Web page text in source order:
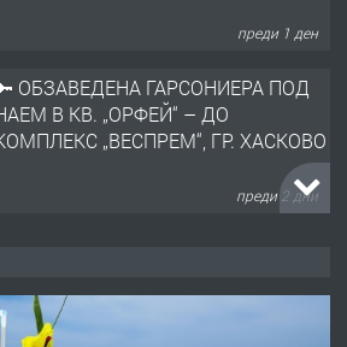
преди 1 ден
ОБЗАВЕДЕНА ГАРСОНИЕРА ПОД
В КВ. „ОРФЕЙ“ – ДО
„ВЕСПРЕМ“, ГР. ХАСКОВО
преди 2 дни
В ЦЕНТЪРА НА ГР.
ХАСКОВО